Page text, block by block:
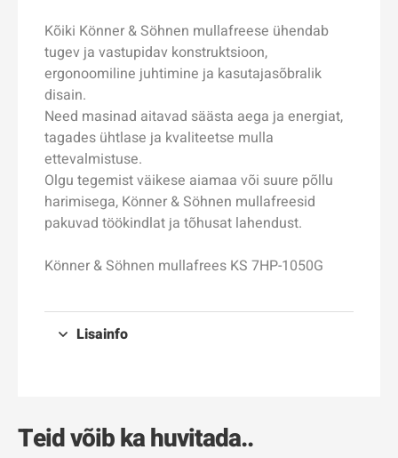
Kõiki Könner & Söhnen mullafreese ühendab
tugev ja vastupidav konstruktsioon,
ergonoomiline juhtimine ja kasutajasõbralik
disain.
Need masinad aitavad säästa aega ja energiat,
tagades ühtlase ja kvaliteetse mulla
ettevalmistuse.
Olgu tegemist väikese aiamaa või suure põllu
harimisega, Könner & Söhnen mullafreesid
pakuvad töökindlat ja tõhusat lahendust.
Könner & Söhnen mullafrees KS 7HP-1050G
Lisainfo
Teid võib ka huvitada..